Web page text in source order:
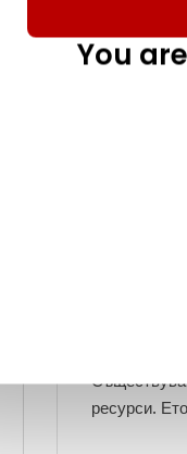
ресурси.
You